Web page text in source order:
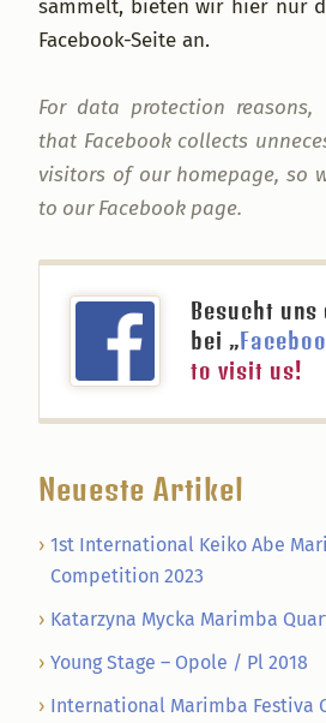
sammelt, bieten wir hier nur
Facebook-Seite an.
For data protection
that Facebook collects
visitors of our homepage, so
to our Facebook page.
Besucht uns
bei „
to visit us!
Neueste Artikel
1st International Keiko Abe
Competition 2023
Katarzyna Mycka Marimba
Young Stage – Opole / Pl 2018
International Marimba Festiva